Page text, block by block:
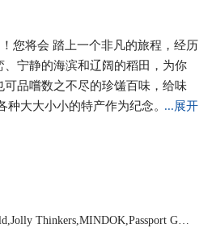
您将会 踏上一个非凡的旅程，经历
宁静的海滨和辽阔的稻田，为你
品嚐数之不尽的珍馐百味，给味
种大大小小的特产作为纪念。你甚
，沿着素负盛名的东海道前进。
和广结良朋摰友，享受丰富的游
...展开
Thinkers,MINDOK,Passport Gam